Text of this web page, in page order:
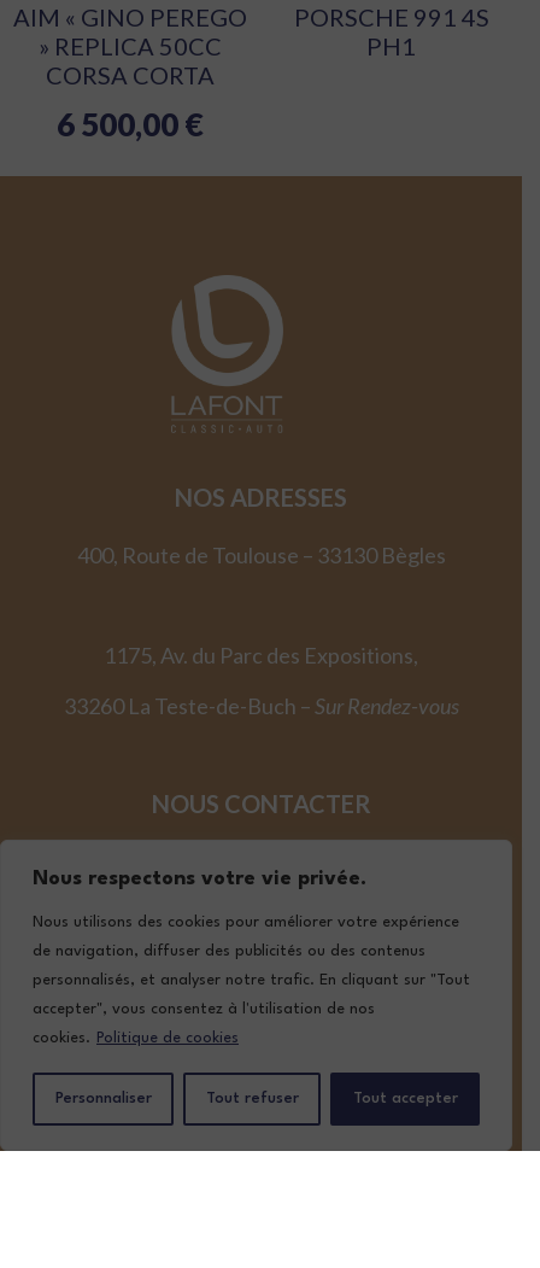
Nous respectons votre vie privée.
Nous utilisons des cookies pour améliorer votre expérience
de navigation, diffuser des publicités ou des contenus
personnalisés, et analyser notre trafic. En cliquant sur "Tout
accepter", vous consentez à l'utilisation de nos
cookies.
Politique de cookies
Personnaliser Tout refuser Tout accepter
AIM « GINO PEREGO
» REPLICA 50CC
CORSA CORTA
6 500,00€
PORSCHE 991 4S
PH1
NOS ADRESSES
400, Route de Toulouse – 33130 Bègles
1175, Av. du Parc des Expositions,
33260 La Teste-de-Buch –Sur Rendez-vous
NOUS CONTACTER
SUIVEZ-NOUS